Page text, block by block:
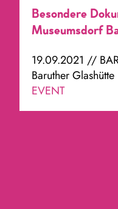
Besondere
Museumsdorf
19.09.2021 //
Baruther Glashütte
EVENT